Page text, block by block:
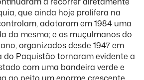
que ainda hoje prolifera na
adotaram em 1984 uma
da mesma; e os muçulmanos do
organizados desde 1947 em
do Paquistão tornaram evidente a
com uma bandeira verde e